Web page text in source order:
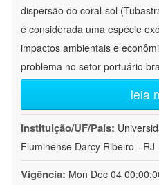
dispersão do coral-sol
é considerada uma espécie
impactos ambientais e
problema no setor portuário
leia
Instituição/UF/País:
Fluminense Darcy Ribeiro - RJ
Vigência: Mon Dec 04